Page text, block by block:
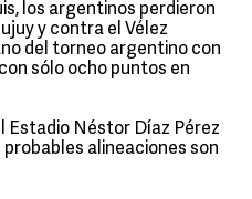
los argentinos perdieron
y contra el Vélez
del torneo argentino con
sólo ocho puntos en
Estadio Néstor Díaz Pérez
probables alineaciones son